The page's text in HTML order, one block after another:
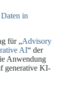
in
für „Advisory
AI“ der
Anwendung
generative KI-